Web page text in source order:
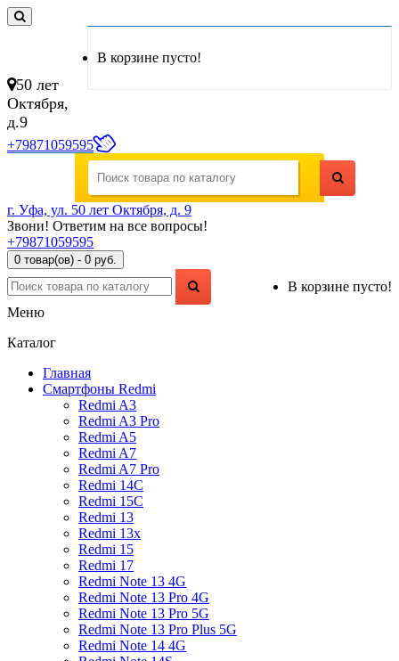
В корзине пусто!
50 лет
Октября,
д.9
+79871059595
г. Уфа, ул. 50 лет Октября, д. 9
Звони! Ответим на все вопросы!
+79871059595
0 товар(ов) - 0 руб.
В корзине пусто!
Меню
Каталог
Главная
Смартфоны Redmi
Redmi A3
Redmi A3 Pro
Redmi A5
Redmi A7
Redmi A7 Pro
Redmi 14C
Redmi 15C
Redmi 13
Redmi 13x
Redmi 15
Redmi 17
Redmi Note 13 4G
Redmi Note 13 Pro 4G
Redmi Note 13 Pro 5G
Redmi Note 13 Pro Plus 5G
Redmi Note 14 4G